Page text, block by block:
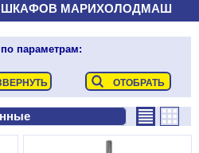
МАРИХОЛОДМАШ
параметрам: